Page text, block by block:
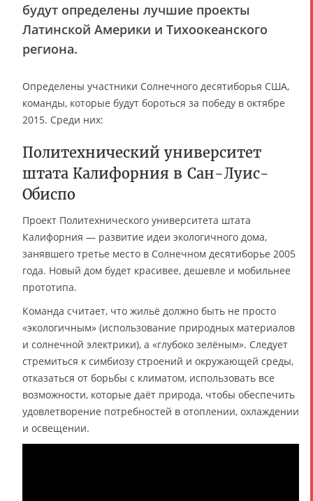
будут определены лучшие проекты
Латинской Америки и Тихоокеанского
региона.
Определены участники Солнечного десятиборья США,
команды, которые будут бороться за победу в октябре
2015. Среди них:
Политехнический университет
штата Калифорния в Сан-Луис-
Обиспо
Проект Политехнического университета штата
Калифорния — развитие идеи экологичного дома,
занявшего третье место в Солнечном десятиборье 2005
года. Новый дом будет красивее, дешевле и мобильнее
прототипа.
Команда считает, что жильё должно быть не просто
«экологичным» (использование природных материалов
и солнечной электрики), а «глубоко зелёным». Следует
стремиться к симбиозу строений и окружающей среды,
отказаться от борьбы с климатом, использовать все
возможности, которые даёт природа, чтобы обеспечить
удовлетворение потребностей в отоплении, охлаждении
и освещении.